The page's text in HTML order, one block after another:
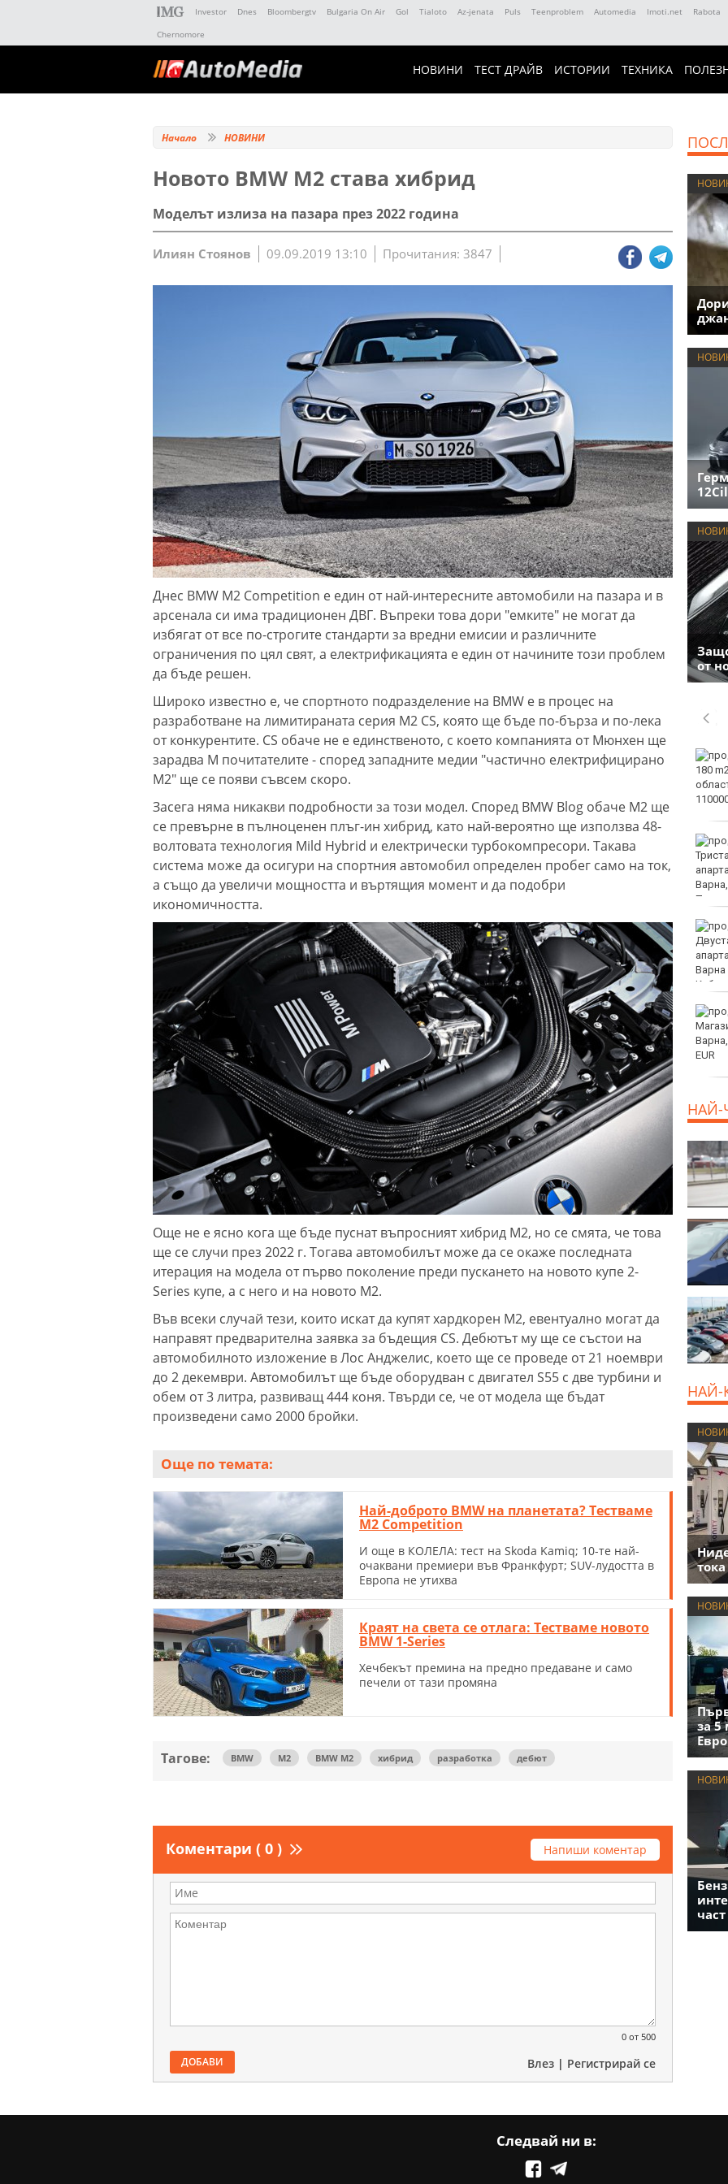
Investor Dnes Bloombergtv Bulgaria On Air Gol Tialoto Az-jenata Puls Teenproblem Automedia Imoti.net Rabota
Chernomore
НОВИНИ ТЕСТ ДРАЙВ ИСТОРИИ ТЕХНИКА
Начало НОВИНИ
Новото BMW M2 става хибрид
Моделът излиза на пазара през 2022 година
Илиян Стоянов 09.09.2019 13:10 Прочитания: 3847
Днес BMW M2 Competition е един от най-интересните автомобили на пазара и в
арсенала си има традиционен ДВГ. Въпреки това дори "емките" не могат да
избягат от все по-строгите стандарти за вредни емисии и различните
ограничения по цял свят, а електрификацията е един от начините този проблем
да бъде решен.
Широко известно е, че спортното подразделение на BMW е в процес на
разработване на лимитираната серия M2 CS, която ще бъде по-бърза и по-лека
от конкурентите. CS обаче не е единственото, с което компанията от Мюнхен ще
зарадва М почитателите - според западните медии "частично електрифицирано
M2" ще се появи съвсем скоро.
Засега няма никакви подробности за този модел. Според BMW Blog обаче M2 ще
се превърне в пълноценен плъг-ин хибрид, като най-вероятно ще използва 48-
волтовата технология Mild Hybrid и електрически турбокомпресори. Такава
система може да осигури на спортния автомобил определен пробег само на ток,
а също да увеличи мощността и въртящия момент и да подобри
икономичността.
Още не е ясно кога ще бъде пуснат въпросният хибрид M2, но се смята, че това
ще се случи през 2022 г. Тогава автомобилът може да се окаже последната
итерация на модела от първо поколение преди пускането на новото купе 2-
Series купе, а с него и на новото M2.
Във всеки случай тези, които искат да купят хардкорен M2, евентуално могат да
направят предварителна заявка за бъдещия CS. Дебютът му ще се състои на
автомобилното изложение в Лос Анджелис, което ще се проведе от 21 ноември
до 2 декември. Автомобилът ще бъде оборудван с двигател S55 с две турбини и
обем от 3 литра, развиващ 444 коня. Твърди се, че от модела ще бъдат
произведени само 2000 бройки.
Още по темата:
Най-доброто BMW на планетата? Тестваме
M2 Competition
И още в КОЛЕЛА: тест на Skoda Kamiq; 10-те най-
очаквани премиери във Франкфурт; SUV-лудостта в
Европа не утихва
Краят на света се отлага: Тестваме новото
BMW 1-Series
Хечбекът премина на предно предаване и само
печели от тази промяна
Тагове: BMW M2 BMW M2 хибрид разработка дебют
Коментари ( 0 ) Напиши коментар
0 от 500
ДОБАВИ Влез | Регистрирай се
от
Винисиус Жуниор
преподписа с Реал
ЦСКА удари с 3:0 Макаби
като гост
Тъжна вест! Почина
голямо име в
медицината
Златото стигна до 4295
долара за унция
НАЙ-
НАЙ-
за 5
част
Следвай ни в: